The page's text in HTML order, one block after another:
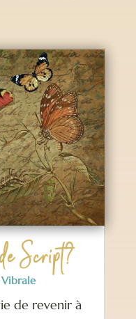
Script?
Vibrale
de revenir à